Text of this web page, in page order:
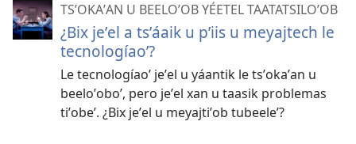
TSʼOKAʼAN U BEELOʼOB YÉETEL TAATATSILOʼOB
¿Bix jeʼel a tsʼáaik u pʼiis u meyajtech le
tecnologíaoʼ?
Le tecnologíaoʼ jeʼel u yáantik le tsʼokaʼan u
beeloʼoboʼ, pero jeʼel xan u taasik problemas
tiʼobeʼ. ¿Bix jeʼel u meyajtiʼob tubeeleʼ?